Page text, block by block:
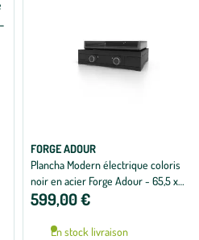
FORGE ADOUR
Plancha Modern électrique coloris
noir en acier Forge Adour - 65,5 x
57,3 x 23,8 cm
599,00 €
En stock livraison